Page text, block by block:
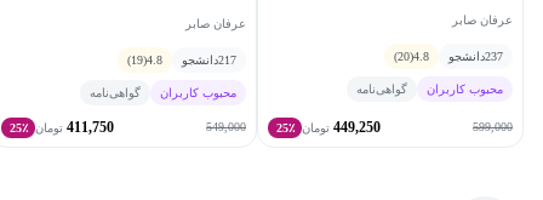
عرفان صابر
237دانشجو 4.8
(20)
محبوب کاربران گواهی‌نامه
599,000
449,250 تومان 25٪
عرفان صابر
217دانشجو 4.8
(19)
محبوب کاربران گواهی‌نامه
549,000
411,750 تومان 25٪